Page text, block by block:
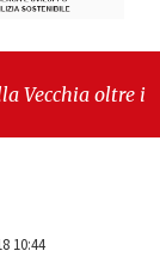
oltre i
10:44